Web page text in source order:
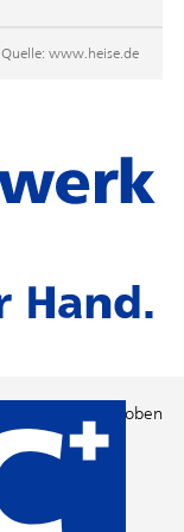
Quelle: www.heise.de
Nach oben